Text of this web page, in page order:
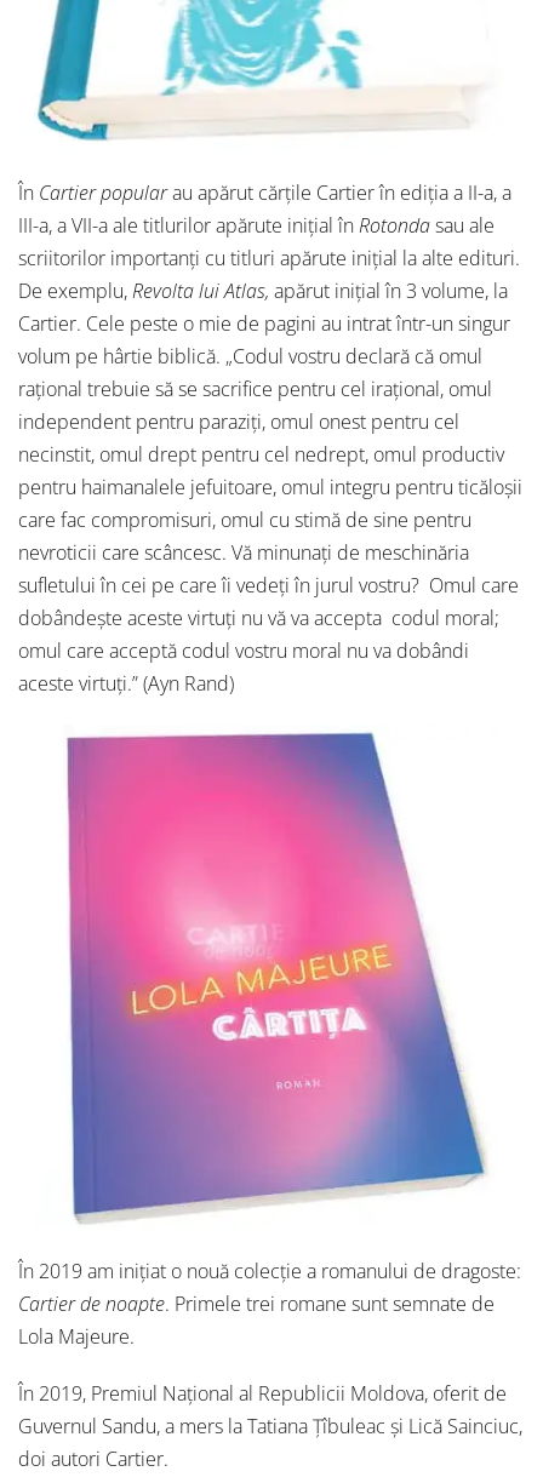
În Cartier popularau apărut cărțile Cartier în ediția a II-a, a
III-a, a VII-a ale titlurilor apărute inițial înRotondasau ale
scriitorilor importanți cu titluri apărute inițial la alte edituri.
De exemplu,Revolta lui Atlas, apărut inițial în 3 volume, la
Cartier. Cele peste o mie de pagini au intrat într-un singur
volum pe hârtie biblică. „Codul vostru declară că omul
raţional trebuie să se sacrifice pentru cel iraţional, omul
independent pentru paraziţi, omul onest pentru cel
necinstit, omul drept pentru cel nedrept, omul productiv
pentru haimanalele jefuitoare, omul integru pentru ticăloşii
care fac compromisuri, omul cu stimă de sine pentru
nevroticii care scâncesc. Vă minunaţi de meschinăria
sufletului în cei pe care îi vedeţi în jurul vostru? Omul care
dobândeşte aceste virtuţi nu vă va accepta codul moral;
omul care acceptă codul vostru moral nu va dobândi
aceste virtuţi.” (Ayn Rand)
În 2019 am inițiat o nouă colecție a romanului de dragoste:
Cartier de noapte. Primele trei romane sunt semnate de
Lola Majeure.
În 2019, Premiul Național al Republicii Moldova, oferit de
Guvernul Sandu, a mers la Tatiana Țîbuleac și Lică Sainciuc,
doi autori Cartier.